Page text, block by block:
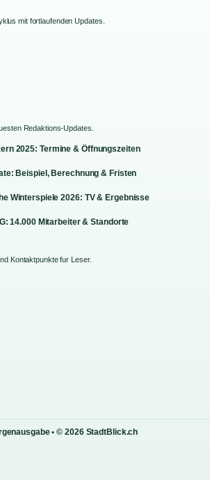
mit fortlaufenden Updates.
Redaktions-Updates.
2025: Termine & Öffnungszeiten
Beispiel, Berechnung & Fristen
Winterspiele 2026: TV & Ergebnisse
14.000 Mitarbeiter & Standorte
Kontaktpunkte fur Leser.
• © 2026 StadtBlick.ch